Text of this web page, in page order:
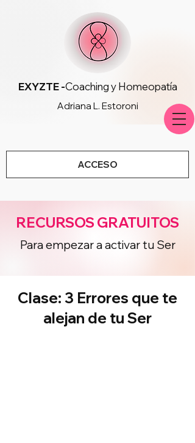
EXYZTE -Coaching y Homeopatía
Adriana L. Estoroni
ACCESO
RECURSOS GRATUITOS
Para empezar a activar tu Ser
Clase: 3 Errores que te
alejan de tu Ser